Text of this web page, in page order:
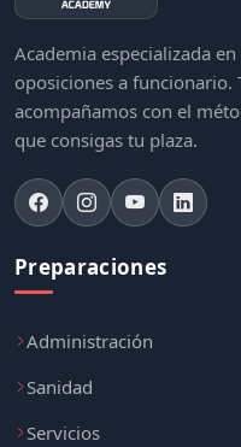
Academia especializada
oposiciones a funcionario.
acompañamos con el
que consigas tu plaza.
Preparaciones
Administración
Sanidad
Servicios